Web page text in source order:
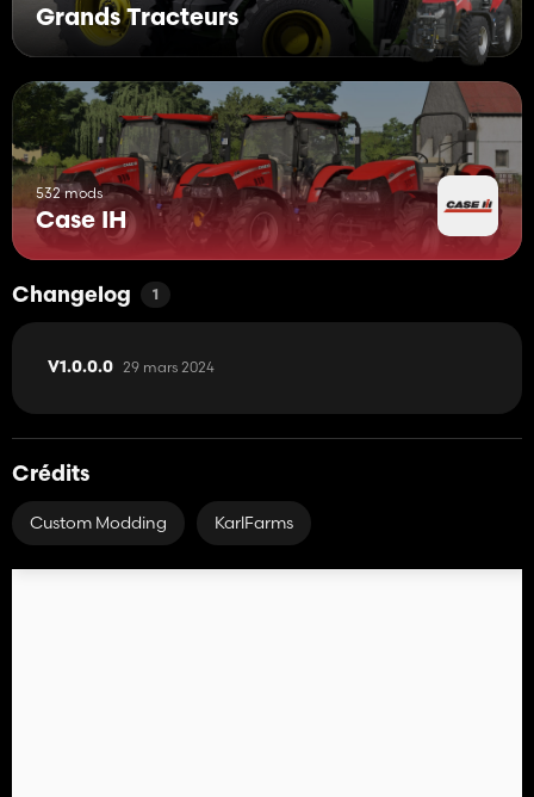
Grands Tracteurs
532 mods
Case IH
Changelog 1
V1.0.0.0 29 mars 2024
Crédits
Custom Modding KarlFarms